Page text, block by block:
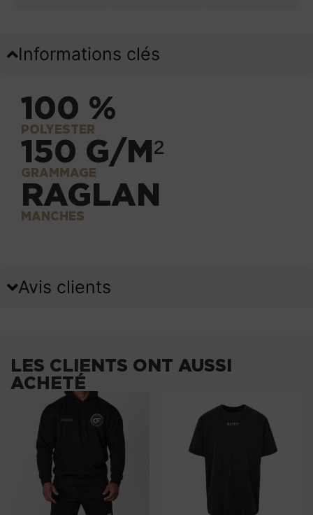
Informations clés
100 %
POLYESTER
150 G/M²
GRAMMAGE
RAGLAN
MANCHES
Avis clients
LES CLIENTS ONT AUSSI
ACHETÉ